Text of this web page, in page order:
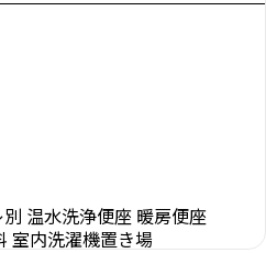
温水洗浄便座 暖房便座
室内洗濯機置き場